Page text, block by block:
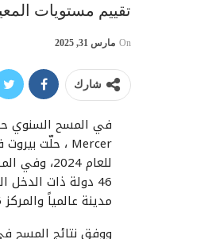
تقييم مستويات المعيشة:
On مارس 31, 2025
شارك
مدينة عالمياً والمركز 16 بين 22 مدينة في العالم العربي في مسح عام 2023.